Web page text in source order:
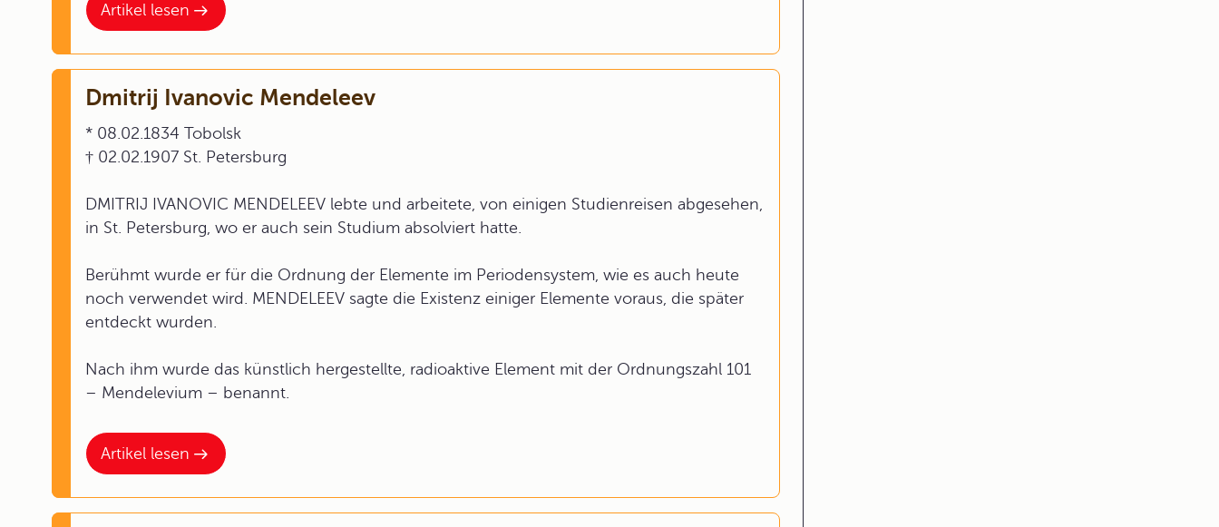
Artikel lesen
Artikel lesen
Dmitrij Ivanovic Mendeleev
* 08.02.1834 Tobolsk
† 02.02.1907 St. Petersburg
DMITRIJ IVANOVIC MENDELEEV lebte und arbeitete, von einigen Studienreisen abgesehen,
in St. Petersburg, wo er auch sein Studium absolviert hatte.
Berühmt wurde er für die Ordnung der Elemente im Periodensystem, wie es auch heute
noch verwendet wird. MENDELEEV sagte die Existenz einiger Elemente voraus, die später
entdeckt wurden.
Nach ihm wurde das künstlich hergestellte, radioaktive Element mit der Ordnungszahl 101
– Mendelevium – benannt.